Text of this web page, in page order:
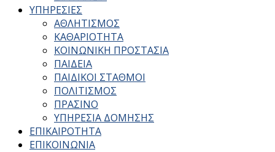
ΥΠΗΡΕΣΙΕΣ
ΑΘΛΗΤΙΣΜΟΣ
ΚΑΘΑΡΙΟΤΗΤΑ
ΚΟΙΝΩΝΙΚΗ ΠΡΟΣΤΑΣΙΑ
ΠΑΙΔΕΙΑ
ΠΑΙΔΙΚΟΙ ΣΤΑΘΜΟΙ
ΠΟΛΙΤΙΣΜΟΣ
ΠΡΑΣΙΝΟ
ΥΠΗΡΕΣΙΑ ΔΟΜΗΣΗΣ
ΕΠΙΚΑΙΡΟΤΗΤΑ
ΕΠΙΚΟΙΝΩΝΙΑ